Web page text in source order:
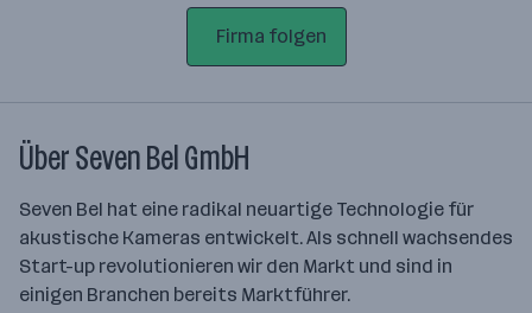
Firma folgen
Über Seven Bel GmbH
Seven Bel hat eine radikal neuartige Technologie für
akustische Kameras entwickelt. Als schnell wachsendes
Start-up revolutionieren wir den Markt und sind in
einigen Branchen bereits Marktführer.